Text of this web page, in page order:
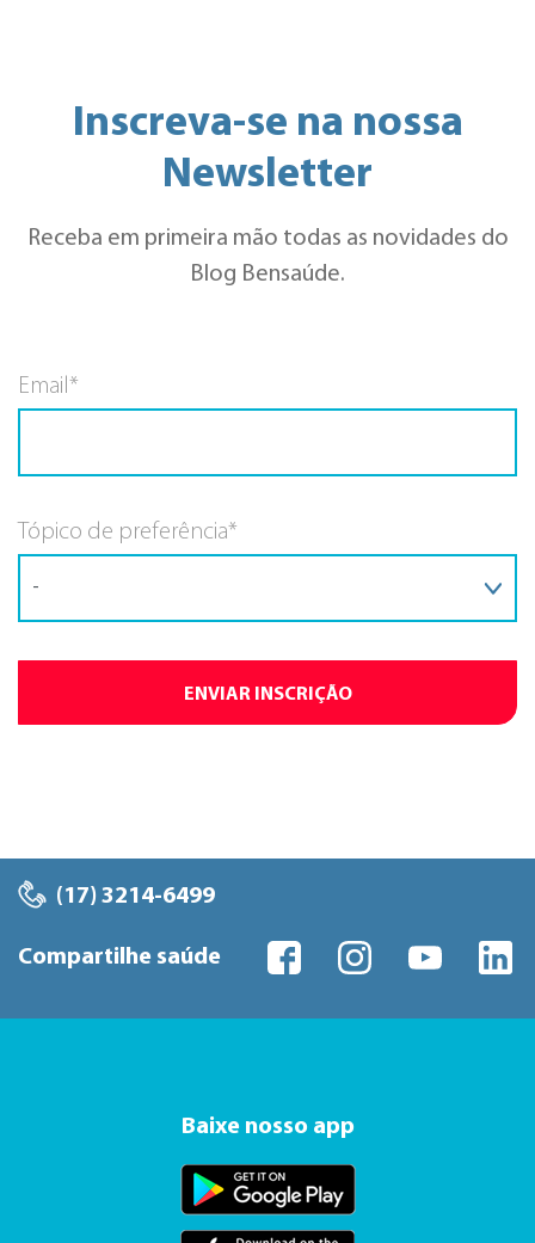
Inscreva-se na nossa
Newsletter
Receba em primeira mão todas as novidades do
Blog Bensaúde.
Email*
Tópico de preferência*
ENVIAR INSCRIÇÃO
(17) 3214-6499
Compartilhe saúde
Baixe nosso app